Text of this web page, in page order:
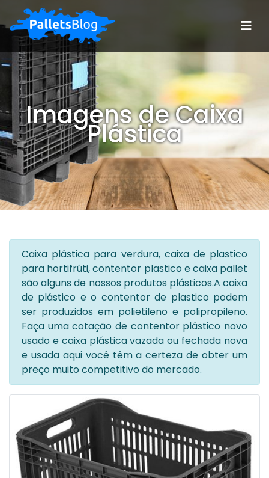
Imagens de Caixa
Plástica
Caixa plástica para verdura, caixa de plastico
para hortifrúti, contentor plastico e caixa pallet
são alguns de nossos produtos plásticos.A caixa
de plástico e o contentor de plastico podem
ser produzidos em polietileno e polipropileno.
Faça uma cotação de contentor plástico novo
usado e caixa plástica vazada ou fechada nova
e usada aqui você têm a certeza de obter um
preço muito competitivo do mercado.